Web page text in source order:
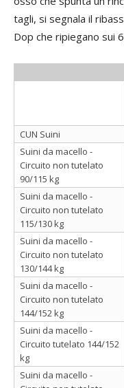
tagli, si segnala il
Dop che ripiegano sui
CUN Suini
Suini da macello -
Circuito non tutelato
90/115 kg
Suini da macello -
Circuito non tutelato
115/130 kg
Suini da macello -
Circuito non tutelato
130/144 kg
Suini da macello -
Circuito non tutelato
144/152 kg
Suini da macello -
Circuito tutelato 144/152
kg
Suini da macello -